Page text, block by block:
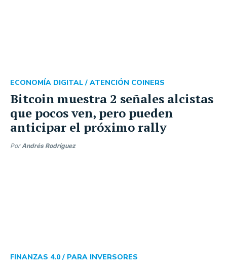
Bitcoin muestra 2 señales alcistas
que pocos ven, pero pueden
anticipar el próximo rally
ECONOMÍA DIGITAL / ATENCIÓN COINERS
PorAndrés Rodríguez
FINANZAS 4.0 / PARA INVERSORES